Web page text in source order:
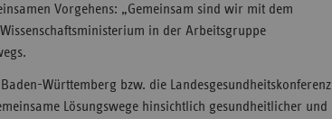
Vorgehens: „Gemeinsam sind wir mit dem
in der Arbeitsgruppe
Württemberg bzw. die Landesgesundheitskonferenz
Lösungswege hinsichtlich gesundheitlicher und